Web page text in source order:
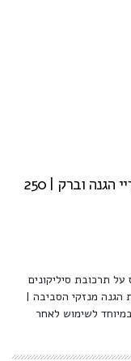
MON PLATIN מון פלטין סיליקון | ספריי הגנה וברק | 250
על תרכובת סיליקונים
הגנה מנזקי הסביבה |
לשימוש לאחר